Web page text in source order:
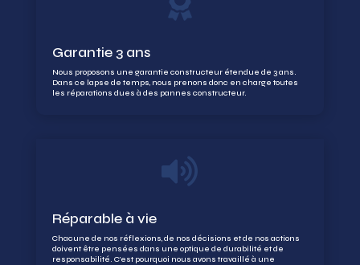
Garantie 3 ans
Nous proposons une garantie constructeur étendue de 3 ans.
Dans ce lapse de temps, nous prenons donc en charge toutes
les réparations dues à des pannes constructeur.

Réparable à vie
Chacune de nos réflexions, de nos décisions et de nos actions
doivent être pensées dans une optique de durabilité et de
responsabilité. C’est pourquoi nous avons travaillé à une